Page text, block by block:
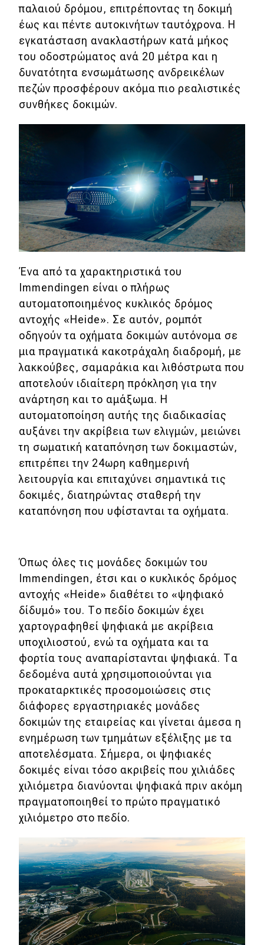
Σταθμοί φόρτισης
Classic
Νέα
Παρουσιάσεις
DRIVE Away
MOTO
Μεταχειρισμένο
Οδηγός αγοράς
Χρηστικά
Συμβουλές
ΚΤΕΟ
Οδική βοήθεια
eDRIVE
DRIVE USED
παλαιού δρόμου, επιτρέποντας τη δοκιμή
έως και πέντε αυτοκινήτων ταυτόχρονα. Η
εγκατάσταση ανακλαστήρων κατά μήκος
του οδοστρώματος ανά 20 μέτρα και η
δυνατότητα ενσωμάτωσης ανδρεικέλων
πεζών προσφέρουν ακόμα πιο ρεαλιστικές
συνθήκες δοκιμών.
Ένα από τα χαρακτηριστικά του
Immendingen είναι ο πλήρως
αυτοματοποιημένος κυκλικός δρόμος
αντοχής «Heide». Σε αυτόν, ρομπότ
οδηγούν τα οχήματα δοκιμών αυτόνομα σε
μια πραγματικά κακοτράχαλη διαδρομή, με
λακκούβες, σαμαράκια και λιθόστρωτα που
αποτελούν ιδιαίτερη πρόκληση για την
ανάρτηση και το αμάξωμα. Η
αυτοματοποίηση αυτής της διαδικασίας
αυξάνει την ακρίβεια των ελιγμών, μειώνει
τη σωματική καταπόνηση των δοκιμαστών,
επιτρέπει την 24ωρη καθημερινή
λειτουργία και επιταχύνει σημαντικά τις
δοκιμές, διατηρώντας σταθερή την
καταπόνηση που υφίστανται τα οχήματα.
Όπως όλες τις μονάδες δοκιμών του
Immendingen, έτσι και ο κυκλικός δρόμος
αντοχής «Heide» διαθέτει το «ψηφιακό
δίδυμό» του. Το πεδίο δοκιμών έχει
χαρτογραφηθεί ψηφιακά με ακρίβεια
υποχιλιοστού, ενώ τα οχήματα και τα
φορτία τους αναπαρίστανται ψηφιακά. Τα
δεδομένα αυτά χρησιμοποιούνται για
προκαταρκτικές προσομοιώσεις στις
διάφορες εργαστηριακές μονάδες
δοκιμών της εταιρείας και γίνεται άμεσα η
ενημέρωση των τμημάτων εξέλιξης με τα
αποτελέσματα. Σήμερα, οι ψηφιακές
δοκιμές είναι τόσο ακριβείς που χιλιάδες
χιλιόμετρα διανύονται ψηφιακά πριν ακόμη
πραγματοποιηθεί το πρώτο πραγματικό
χιλιόμετρο στο πεδίο.